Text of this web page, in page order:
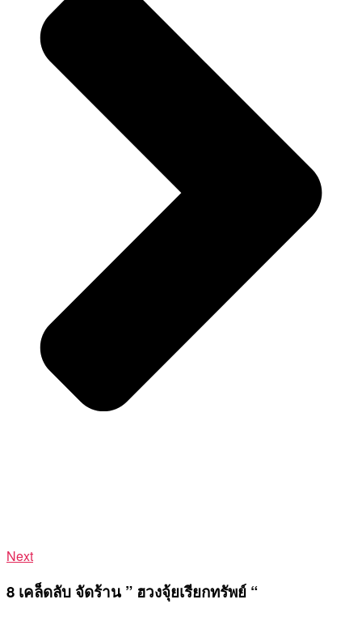
Next
8 เคล็ดลับ จัดร้าน ” ฮวงจุ้ยเรียกทรัพย์ “